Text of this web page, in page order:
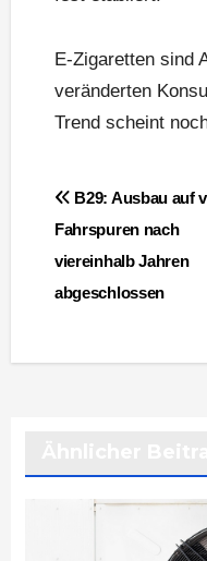
E-Zigaretten sind
veränderten
Trend scheint
B29: Ausbau auf
Fahrspuren nach
viereinhalb Jahren
abgeschlossen